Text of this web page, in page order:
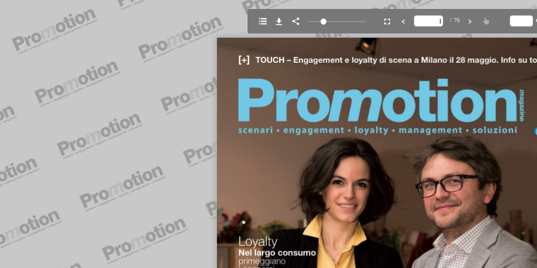
/ 76
Loyalty
Nel largo consumo
primeggiano
[+] TOUCH– Engagement e loyalty di scena a Milano il 28 maggio. Info su